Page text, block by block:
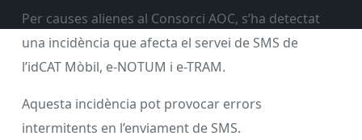
Per causes alienes al Consorci AOC, s’ha detectat
una incidència que afecta el servei de SMS de
l’idCAT Mòbil, e-NOTUM i e-TRAM.
Aquesta incidència pot provocar errors
intermitents en l’enviament de SMS.